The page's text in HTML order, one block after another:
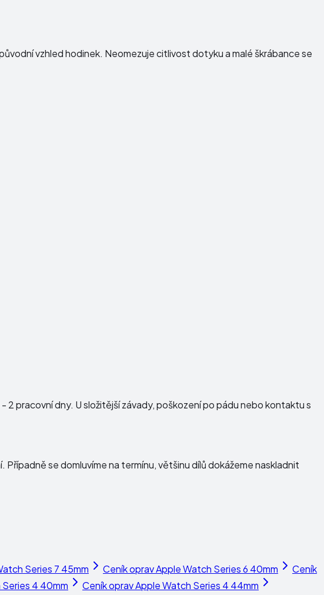
vzhled hodinek. Neomezuje citlivost dotyku a malé škrábance se
2 pracovní dny. U složitější závady, poškození po pádu nebo kontaktu s
se domluvíme na termínu, většinu dílů dokážeme naskladnit
Series 7 45mm Ceník opravApple Watch Series 6 40mm
Ceník
4 40mm Ceník opravApple Watch Series 4 44mm